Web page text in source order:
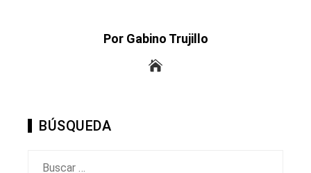
Por Gabino Trujillo
BÚSQUEDA